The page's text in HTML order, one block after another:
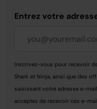
Entrez votre
Inscrivez-vous pour recevoir
Shark et Ninja, ainsi que des
saisissant votre adresse e-
acceptez de recevoir ces e-